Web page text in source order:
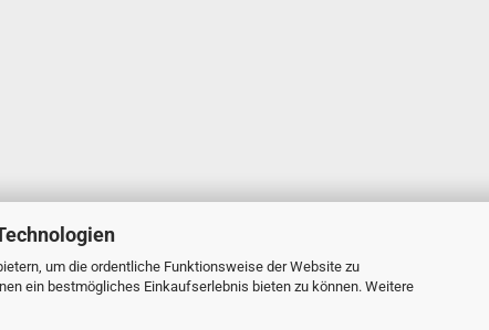
um die ordentliche Funktionsweise der Website zu
ein bestmögliches Einkaufserlebnis bieten zu können. Weitere